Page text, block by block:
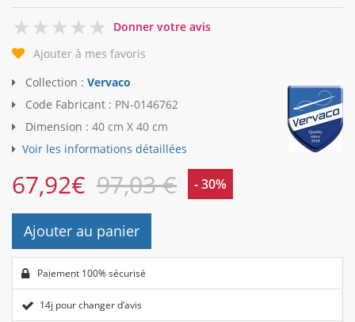
0
Donner votre avis
Ajouter à mes favoris
Collection : Vervaco
Code Fabricant : PN-0146762
Dimension : 40 cm X 40 cm
Voir les informations détaillées
67,92€ 97,03 € - 30%
Ajouter au panier
Paiement 100% sécurisé
14j pour changer d’avis